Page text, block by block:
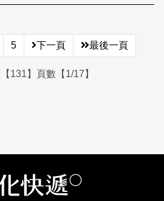
5 下一頁 最後一頁
131】頁數【1/17】